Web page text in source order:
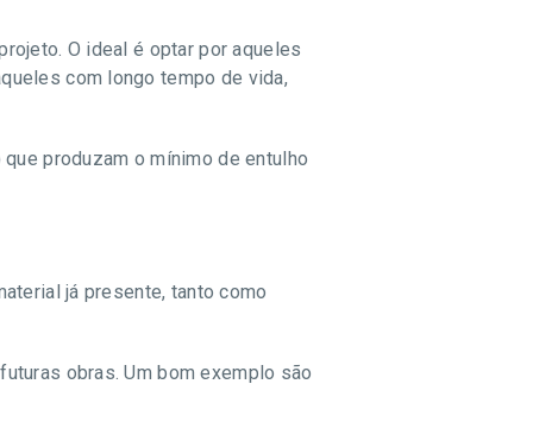
O ideal é optar por aqueles
com longo tempo de vida,
produzam o mínimo de entulho
já presente, tanto como
obras. Um bom exemplo são